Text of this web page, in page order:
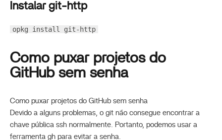
Instalar git-http
opkg install git-http
Como puxar projetos do
GitHub sem senha
Como puxar projetos do GitHub sem senha
Devido a alguns problemas, o git não consegue encontrar a
chave pública ssh normalmente. Portanto, podemos usar a
ferramenta gh para evitar a senha.